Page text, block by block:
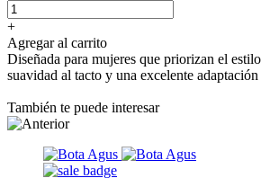
+
Agregar al carrito
Diseñada para mujeres que priorizan el
suavidad al tacto y una excelente
También te puede interesar